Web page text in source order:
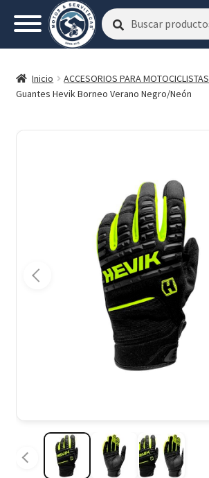
Buscar
por:
Buscar
Inicio ACCESORIOS PARA MOTOCICLISTAS
Guantes Hevik Borneo Verano Negro/Neón